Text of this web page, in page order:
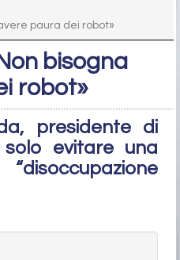
paura dei robot»
bisogna
robot»
presidente di
solo evitare una